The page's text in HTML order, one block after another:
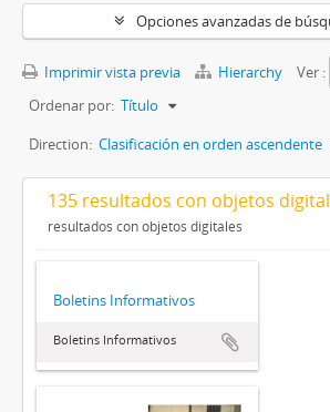
Opciones avanzadas de
Imprimir vista previa Hierarchy
Ver :
Ordenar por: Título
Direction: Clasificación en orden ascendente
135 resultados con objetos
resultados con objetos digitales
Boletins Informativos
Boletins Informativos